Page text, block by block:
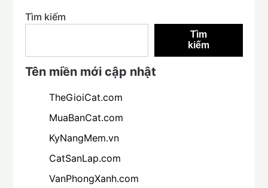
Tìm kiếm
Tìm
kiếm
Tên miền mới cập nhật
TheGioiCat.com
MuaBanCat.com
KyNangMem.vn
CatSanLap.com
VanPhongXanh.com